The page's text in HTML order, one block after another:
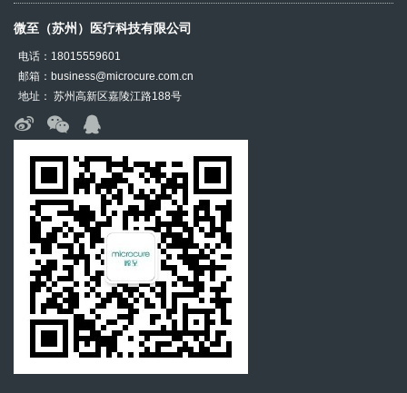
微至（苏州）医疗科技有限公司
电话：18015559601
邮箱：business@microcure.com.cn
地址： 苏州高新区嘉陵江路188号